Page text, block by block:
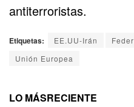
antiterroristas.
Etiquetas: EE.UU-Irán
Unión Europea
LO MÁSRECIENTE